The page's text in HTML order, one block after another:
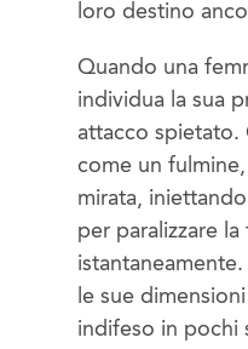
loro destino
Quando una
individua la sua
attacco spietato.
come un
mirata,
per paralizzare la
le sue
indifeso in pochi